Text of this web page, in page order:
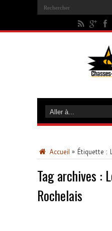
Accueil » Étiquette :
Tag archives :
Rochelais